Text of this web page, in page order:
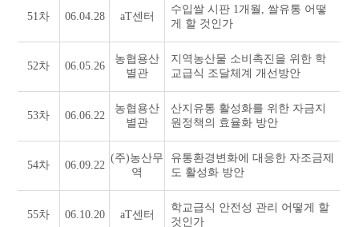
51차 06.04.28 aT센터
수입쌀 시판 1개월, 쌀유통 어떻
게 할 것인가
52차 06.05.26
농협용산
별관
지역농산물 소비촉진을 위한 학
교급식 조달체계 개선방안
53차 06.06.22
농협용산
별관
산지유통 활성화를 위한 자금지
원정책의 효율화 방안
54차 06.09.22
(주)농산무
역
유통환경변화에 대응한 자조금제
도 활성화 방안
55차 06.10.20 aT센터
학교급식 안전성 관리 어떻게 할
것인가